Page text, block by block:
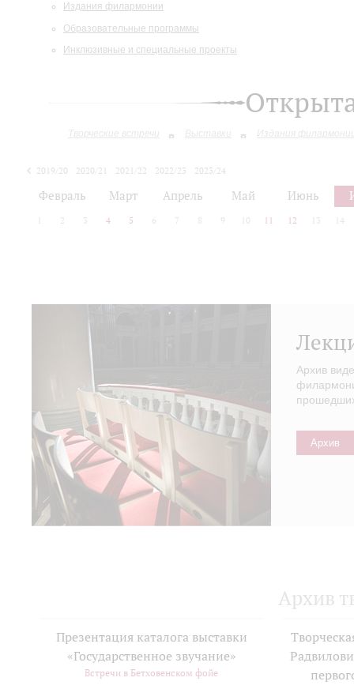
Издания филармонии
Образовательные программы
Инклюзивные и специальные проекты
Творческие встречи Выставки Издания
2019/20 2020/21 2021/22 2022/23
2023/24
Февраль Март Апрель Май Июнь
2 3 4 5 6 7 8 9 10 11 12 13 14
Архив
Архив
Архив
Презентация каталога выставки
«Государственное звучание»
Встречи в Бетховенском фойе